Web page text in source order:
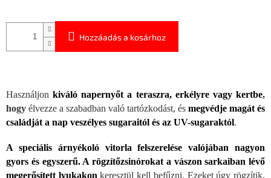
Hozzáadás a kosárhoz
Használjonkiváló napernyőt a teraszra, erkélyre vagy kertbe,
hogy élvezze a szabadban való tartózkodást, és megvédje magát és
családját a nap veszélyes sugaraitól és az UV-sugaraktól.
A speciális árnyékoló vitorla felszerelése valójában nagyon
gyors és egyszerű. A rögzítőzsinórokat a vászon sarkaiban lévő
megerősített lyukakonkeresztül kell befűzni. Ezeket úgy rögzítik,